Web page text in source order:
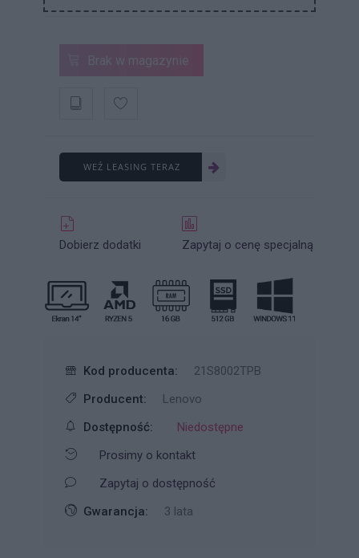
Brak w magazynie
WEŹ LEASING TERAZ
Dobierz dodatki Zapytaj o cenę specjalną
Kod producenta:
21S8002TPB
Producent:
Lenovo
Dostępność:
Niedostępne
Prosimy o kontakt
Zapytaj o dostępność
Gwarancja:
3 lata